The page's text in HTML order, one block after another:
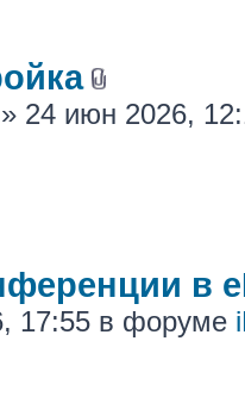
» 24 июн 2026,
в
17:55 в форуме